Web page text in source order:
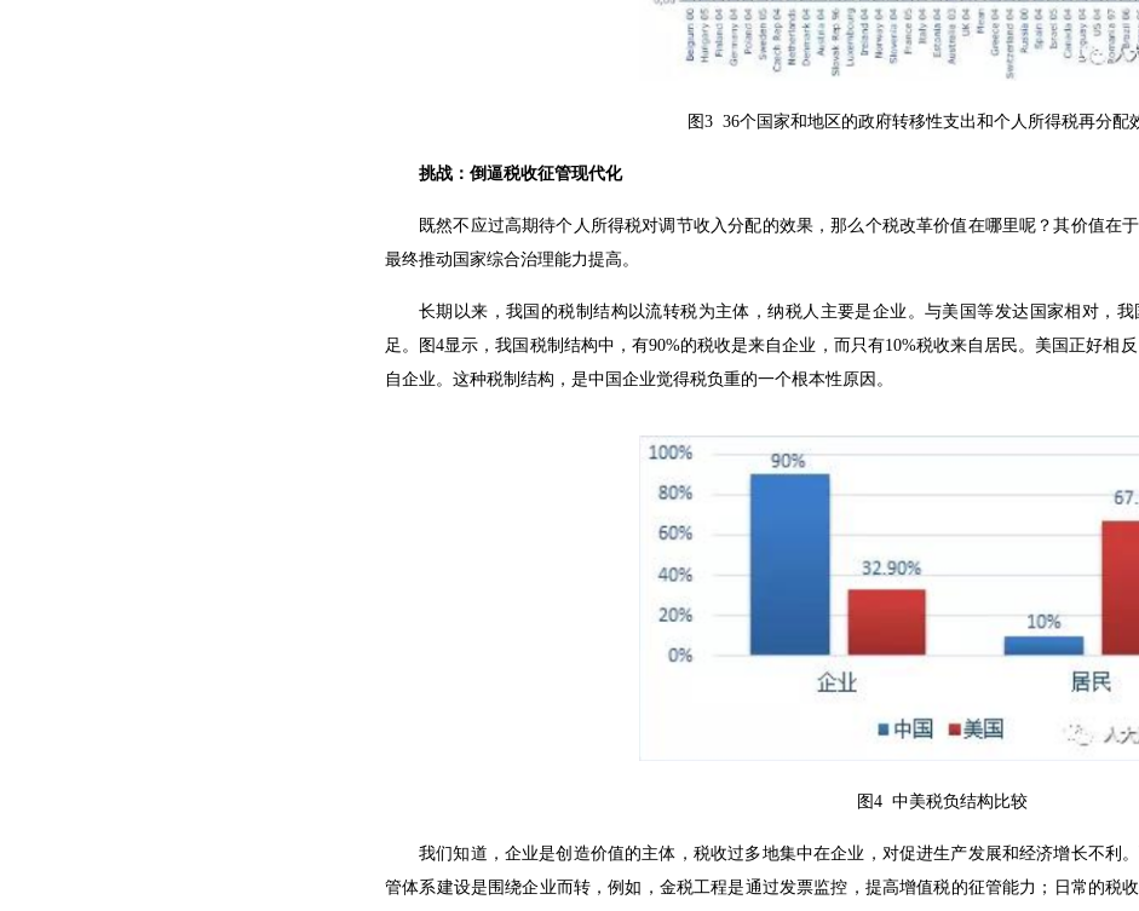
图3 36个国家和地区的政府转移性支出和个人所得税再分配
挑战：倒逼税收征管现代化
既然不应过高期待个人所得税对调节收入分配的效果，那么个税改革价值在哪里呢？其价值在
最终推动国家综合治理能力提高。
长期以来，我国的税制结构以流转税为主体，纳税人主要是企业。与美国等发达国家相对，
足。图4显示，我国税制结构中，有90%的税收是来自企业，而只有10%税收来自居民。美国正好相
自企业。这种税制结构，是中国企业觉得税负重的一个根本性原因。
图4 中美税负结构比较
我们知道，企业是创造价值的主体，税收过多地集中在企业，对促进生产发展和经济增长不利
管体系建设是围绕企业而转，例如，金税工程是通过发票监控，提高增值税的征管能力；日常的税